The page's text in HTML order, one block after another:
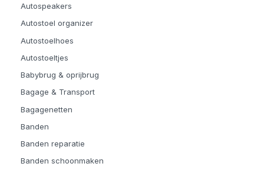
Autospeakers
Autostoel organizer
Autostoelhoes
Autostoeltjes
Babybrug & oprijbrug
Bagage & Transport
Bagagenetten
Banden
Banden reparatie
Banden schoonmaken